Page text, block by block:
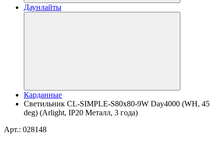
Даунлайты
Карданные
Светильник CL-SIMPLE-S80x80-9W Day4000 (WH, 45
deg) (Arlight, IP20 Металл, 3 года)
Арт.: 028148